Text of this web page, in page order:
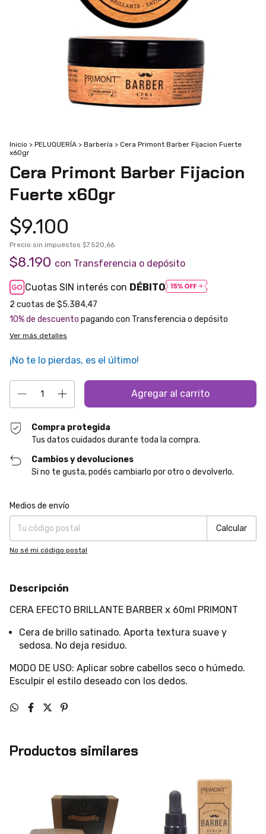
Inicio > PELUQUERÍA > Barbería > Cera Primont Barber Fijacion Fuerte
x60gr
Cera Primont Barber Fijacion
Fuerte x60gr
$9.100
Precio sin impuestos $7.520,66
$8.190 con Transferencia o depósito
Cuotas SIN interés con DÉBITO
2 cuotas de $5.384,47
10% de descuento pagando con Transferencia o depósito
Ver más detalles
¡No te lo pierdas, es el último!
Compra protegida
Tus datos cuidados durante toda la compra.
Cambios y devoluciones
Si no te gusta, podés cambiarlo por otro o devolverlo.
Entregas para el CP:
Medios de envío
Calcular
No sé mi código postal
Descripción
CERA EFECTO BRILLANTE BARBER x 60ml PRIMONT
Cera de brillo satinado. Aporta textura suave y
sedosa. No deja residuo.
MODO DE USO: Aplicar sobre cabellos seco o húmedo.
Esculpir el estilo deseado con los dedos.
Productos similares